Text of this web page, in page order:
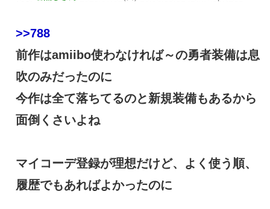
>>788
前作はamiibo使わなければ～の勇者装備は息
吹のみだったのに
今作は全て落ちてるのと新規装備もあるから
面倒くさいよね
マイコーデ登録が理想だけど、よく使う順、
履歴でもあればよかったのに